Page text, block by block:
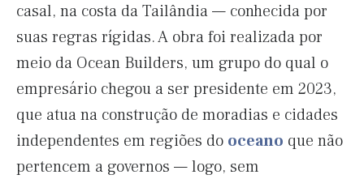
casal, na costa da Tailândia — conhecida por
suas regras rígidas. A obra foi realizada por
meio da Ocean Builders, um grupo do qual o
empresário chegou a ser presidente em 2023,
que atua na construção de moradias e cidades
independentes em regiões do oceano que não
pertencem a governos — logo, sem